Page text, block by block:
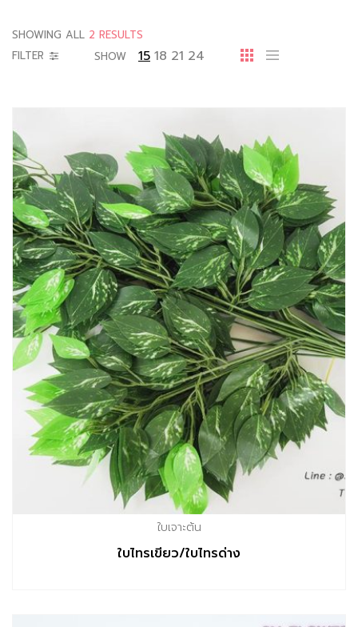
SHOWING ALL 2 RESULTS
FILTER
SHOW 15 18 21 24
ใบเจาะต้น
ใบไทรเขียว/ใบไทรด่าง